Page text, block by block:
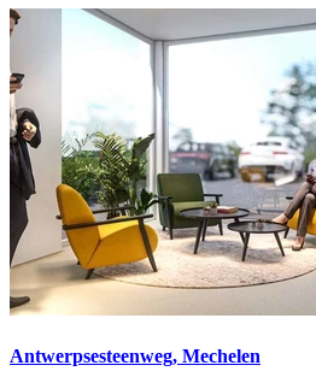
Antwerpsesteenweg, Mechelen